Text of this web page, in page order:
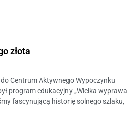
złota
Centrum Aktywnego Wypoczynku
program edukacyjny „Wielka wyprawa
fascynującą historię solnego szlaku,